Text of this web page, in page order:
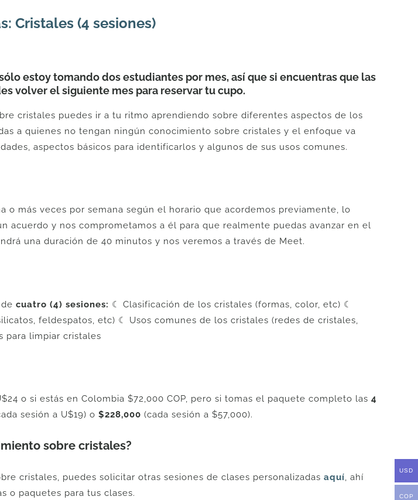
Cristales (4 sesiones)
estoy tomando dos estudiantes por mes, así que si encuentras que las
volver el siguiente mes para reservar tu cupo.
cristales puedes ir a tu ritmo aprendiendo sobre diferentes aspectos de los
a quienes no tengan ningún conocimiento sobre cristales y el enfoque va
aspectos básicos para identificarlos y algunos de sus usos comunes.
o más veces por semana según el horario que acordemos previamente, lo
acuerdo y nos comprometamos a él para que realmente puedas avanzar en el
una duración de 40 minutos y nos veremos a través de Meet.
cuatro (4) sesiones: ☾ Clasificación de los cristales (formas, color, etc) ☾
feldespatos, etc) ☾ Usos comunes de los cristales (redes de cristales,
para limpiar cristales
o si estás en Colombia $72,000 COP, pero si tomas el paquete completo las 4
sesión a U$19) o $228,000 (cada sesión a $57,000).
sobre cristales?
cristales, puedes solicitar otras sesiones de clases personalizadas aquí, ahí
o paquetes para tus clases.
USD
COP